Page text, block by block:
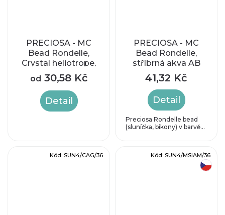
PRECIOSA - MC
Bead Rondelle,
Crystal heliotrope,
cca 4mm
od 30,58 Kč
Detail
PRECIOSA - MC
Bead Rondelle,
stříbrná akva AB
mat, cca 3,6 x 4,1
mm
41,32 Kč
Detail
Preciosa Rondelle bead
(sluníčka, bikony) v barvě...
Kód: SUN4/CAG/36 Kód: SUN4/MSIAM/36